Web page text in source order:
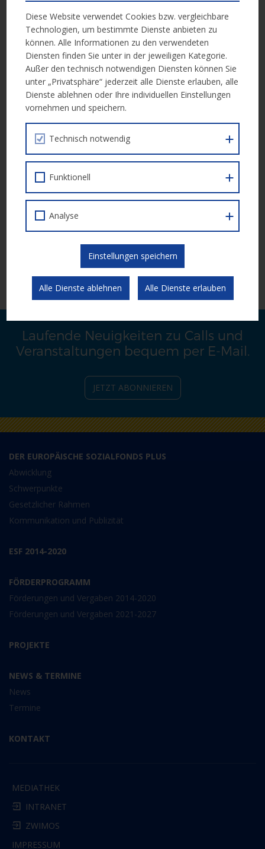
ZUR ÜBERSICHT
Laufende Neuigkeiten zu Calls und
Veranstaltungen bequem per E-Mail.
JETZT ABONNIEREN
DER EUROPÄISCHE SOZIALFONDS PLUS
Abwicklung
Schwerpunkte
Gesetzlicher Rahmen
Kommunikation und Publizität
ESF 2014-2020
FÖRDERPROGRAMM
Förderungen und Vergaben 2014-2020
Förderungen und Vergaben 2021-2027
PROJEKTE
NEWS & TERMINE
News
Termine
KONTAKT
MEDIATHEK
INTRANET
ZWIMOS
IMPRESSUM
Diese Website verwendet Cookies bzw. vergleichbare
Technologien, um bestimmte Dienste anbieten zu
können. Alle Informationen zu den verwendeten
Diensten finden Sie unter in der jeweiligen Kategorie.
Außer den technisch notwendigen Diensten können Sie
unter „Privatsphäre“ jederzeit alle Dienste erlauben, alle
Dienste ablehnen oder Ihre individuellen Einstellungen
vornehmen und speichern.
Technisch notwendig
Funktionell
Analyse
Einstellungen speichern
Alle Dienste ablehnen Alle Dienste erlauben